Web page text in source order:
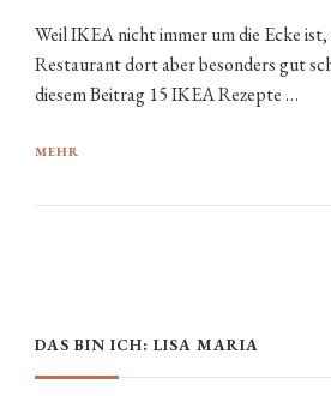
Weil IKEA nicht immer um die Ecke ist,
Restaurant dort aber besonders gut
diesem Beitrag 15 IKEA Rezepte …
MEHR
DAS BIN ICH: LISA MARIA